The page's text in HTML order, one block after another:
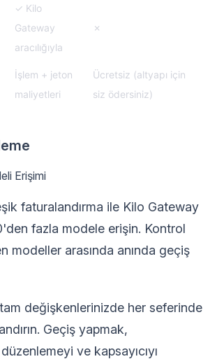
✓ Kilo
Gateway
aracılığıyla
✗
İşlem + jeton
maliyetleri
Ücretsiz (altyapı için
siz ödersiniz)
Erişimi
faturalandırma ile Kilo Gateway
fazla modele erişin. Kontrol
modeller arasında anında geçiş
değişkenlerinizde her seferinde
Geçiş yapmak,
düzenlemeyi ve kapsayıcıyı